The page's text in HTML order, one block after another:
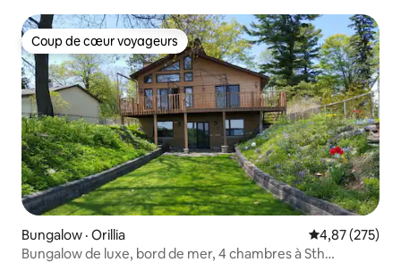
Coup de cœur voyageurs
Coup de cœur voyageurs
Bungalow · Orillia Note
4,87 (275)
Bungalow de luxe, bord de mer, 4 chambres à Sth